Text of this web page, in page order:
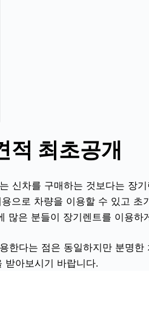
적 최초공개
신차를 구매하는 것보다는 장
으로 차량을 이용할 수 있고 초
많은 분들이 장기렌트를 이용하
한다는 점은 동일하지만 분명
받아보시기 바랍니다.